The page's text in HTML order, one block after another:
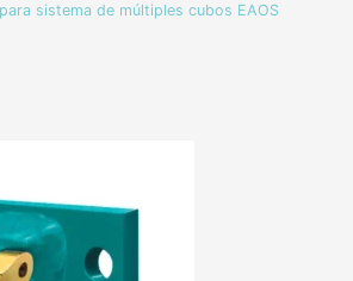
sistema de múltiples cubos EAOS